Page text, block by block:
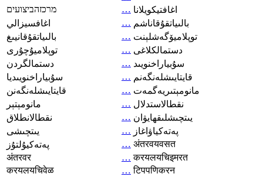
מרכזהביצועים
… اغافتيكويلانا
اغافسيزالي
… بالىياتقۇقاناشم
بالىياتقۇقانيىغ
… توپلاميۆگەشلېنت
توپلاميۇچۇرى
… دستمالکلاغی
دستمالگردن
… سۇبياراخنويىد
سۇبياراخنويىديا
… قايتايىشلەنگەنم
قايتايىشلەنگەنن
… مانومېتىريەگمەت
مانومېتېر
… نقطالاستدلال
نقطالانطلاق
… يىتچىشلىقھايۋان
يىتچىشى
… پەتەكياۋاغاز
پەتەكيۇلتۇز
… अंतरवयवसत
अंतरवर
… करयलयचिइमरत
करयलयचिवेळ
… टिपपणिकरन